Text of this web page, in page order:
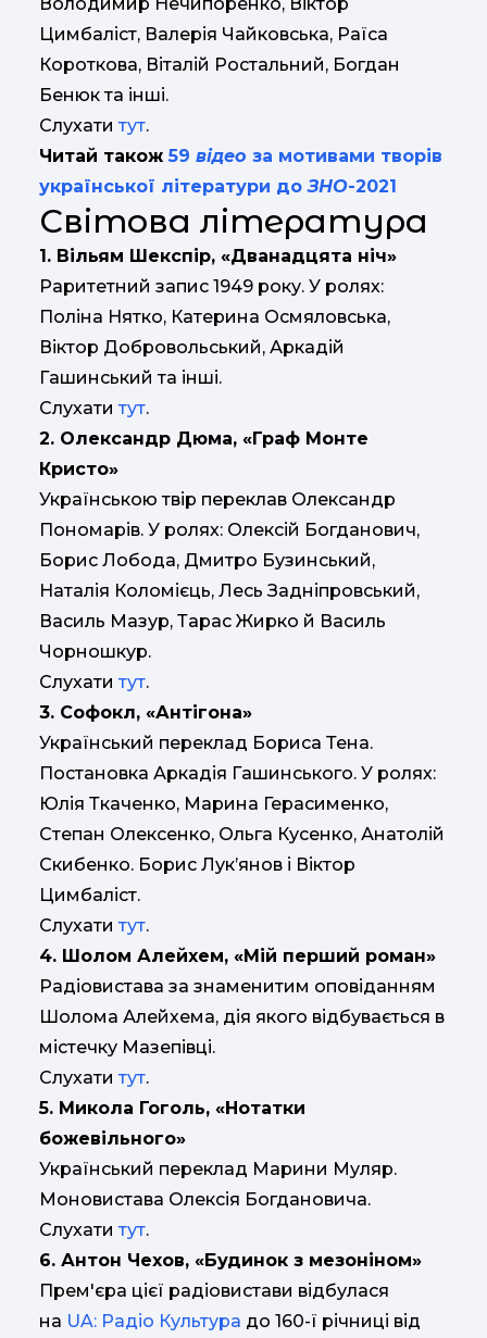
Цимбаліст, Валерія Чайковська, Раїса
Короткова, Віталій Ростальний, Богдан
Бенюк та інші.
Слухати тут.
Читай також59 відео за мотивами творів
української літератури доЗНО-2021
Світова література
1. Вільям Шекспір, «Дванадцята ніч»
Раритетний запис 1949 року. У ролях:
Поліна Нятко, Катерина Осмяловська,
Віктор Добровольський, Аркадій
Гашинський та інші.
Слухати тут.
2. Олександр Дюма, «Граф Монте
Кристо»
Українською твір переклав Олександр
Пономарів. У ролях: Олексій Богданович,
Борис Лобода, Дмитро Бузинський,
Наталія Коломієць, Лесь Задніпровський,
Василь Мазур, Тарас Жирко й Василь
Чорношкур.
Слухати тут.
3. Софокл, «Антігона»
Український переклад Бориса Тена.
Постановка Аркадія Гашинського. У ролях:
Юлія Ткаченко, Марина Герасименко,
Степан Олексенко, Ольга Кусенко, Анатолій
Скибенко. Борис Лук’янов і Віктор
Цимбаліст.
Слухати тут.
4. Шолом Алейхем, «Мій перший роман»
Радіовистава за знаменитим оповіданням
Шолома Алейхема, дія якого відбувається в
містечку Мазепівці.
Слухати тут.
5. Микола Гоголь, «Нотатки
божевільного»
Український переклад Марини Муляр.
Моновистава Олексія Богдановича.
Слухати тут.
6. Антон Чехов, «Будинок з мезоніном»
Прем'єра цієї радіовистави відбулася
на UA: Радіо Культура до 160-ї річниці від